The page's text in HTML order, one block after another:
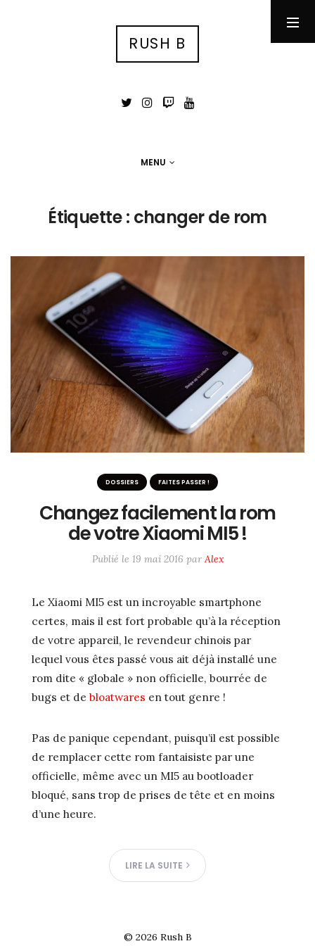
RUSH B
MENU
Étiquette : changer de rom
DOSSIERS FAITES PASSER !
Changez facilement la rom
de votre Xiaomi MI5 !
Publié le 19 mai 2016 par Alex
Le Xiaomi MI5 est un incroyable smartphone
certes, mais il est fort probable qu’à la réception
de votre appareil, le revendeur chinois par
lequel vous êtes passé vous ait déjà installé une
rom dite « globale » non officielle, bourrée de
bugs et de bloatwares en tout genre !
Pas de panique cependant, puisqu’il est possible
de remplacer cette rom fantaisiste par une
officielle, même avec un MI5 au bootloader
bloqué, sans trop de prises de tête et en moins
d’une heure.
LIRE LA SUITE
© 2026 Rush B
Tests
Stuff
ME SUIVRE SUR LES RÉSEAUX
Twitter / X
Instagram
#6233 (pas de titre)